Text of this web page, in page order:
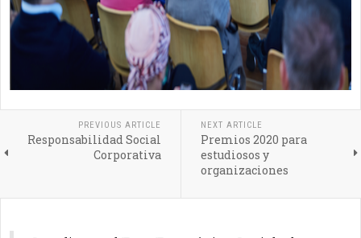
PREVIOUS ARTICLE
Responsabilidad Social
Corporativa
NEXT ARTICLE
Premios 2020 para
estudiosos y
organizaciones